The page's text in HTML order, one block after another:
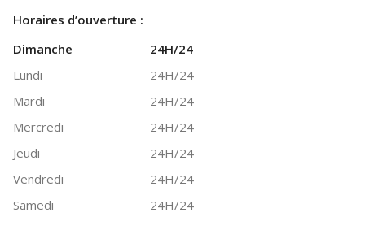
Horaires d’ouverture :
Dimanche
24H/24
Lundi
24H/24
Mardi
24H/24
Mercredi
24H/24
Jeudi
24H/24
Vendredi
24H/24
Samedi
24H/24